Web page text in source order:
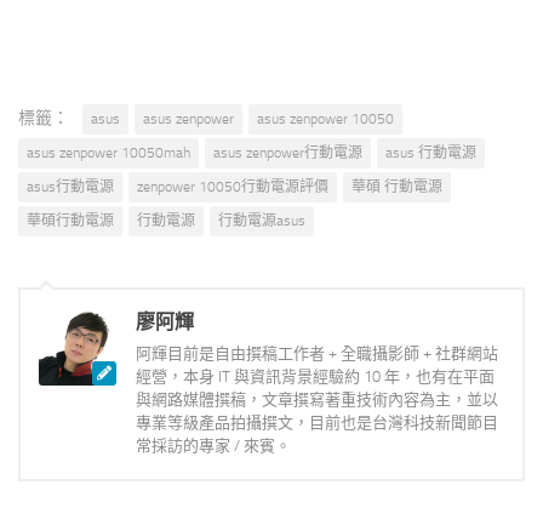
標籤： asus asus zenpower
asus zenpower 10050
asus zenpower 10050mah
asus zenpower行動電源
asus 行動電源
asus行動電源
zenpower 10050行動電源評價
華碩 行動電源
華碩行動電源
行動電源 行動電源asus
廖阿輝
阿輝目前是自由撰稿工作者 + 全職攝影師 + 社群網站
經營，本身 IT 與資訊背景經驗約 10 年，也有在平面
與網路媒體撰稿，文章撰寫著重技術內容為主，並以
專業等級產品拍攝撰文，目前也是台灣科技新聞節目
常採訪的專家 / 來賓。